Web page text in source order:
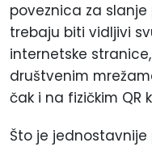
poveznica za
trebaju biti vidljivi
internetske
društvenim
čak i na fizičkim
Što je